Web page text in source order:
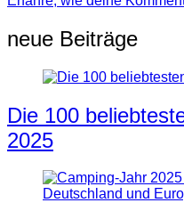
neue Beiträge
Die 100
2025